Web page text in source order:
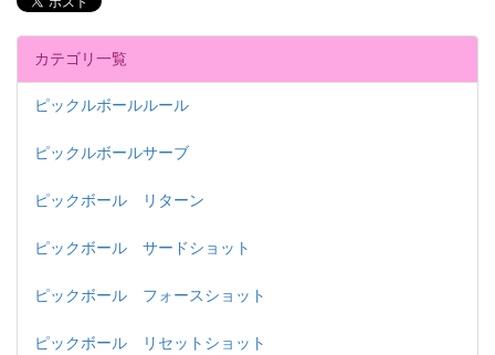
カテゴリ一覧
ピックルボールルール
ピックルボールサーブ
ピックボール リターン
ピックボール サードショット
ピックボール フォースショット
ピックボール リセットショット